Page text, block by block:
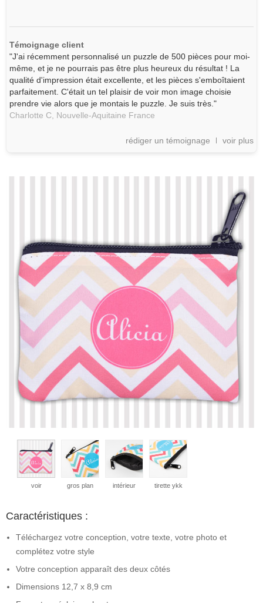
Témoignage client
"J'ai récemment personnalisé un puzzle de 500 pièces pour moi-
même, et je ne pourrais pas être plus heureux du résultat ! La
qualité d'impression était excellente, et les pièces s'emboîtaient
parfaitement. C'était un tel plaisir de voir mon image choisie
prendre vie alors que je montais le puzzle. Je suis très."
Charlotte C,
Nouvelle-Aquitaine France
rédiger un témoignage voir plus
voir gros plan intérieur tirette ykk
Caractéristiques :
Téléchargez votre conception, votre texte, votre photo et
complétez votre style
Votre conception apparaît des deux côtés
Dimensions 12,7 x 8,9 cm